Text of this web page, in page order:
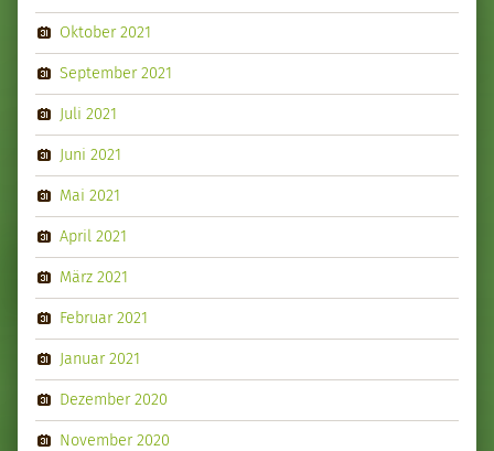
Oktober 2021
September 2021
Juli 2021
Juni 2021
Mai 2021
April 2021
März 2021
Februar 2021
Januar 2021
Dezember 2020
November 2020